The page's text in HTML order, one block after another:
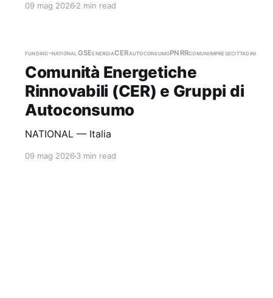
09 mag 20262 min read
funding-nationalGSEenergiaCERautoconsumoPNRRcomuniimpresecittadini
Comunità Energetiche
Rinnovabili (CER) e Gruppi di
Autoconsumo
NATIONAL — Italia
09 mag 20263 min read